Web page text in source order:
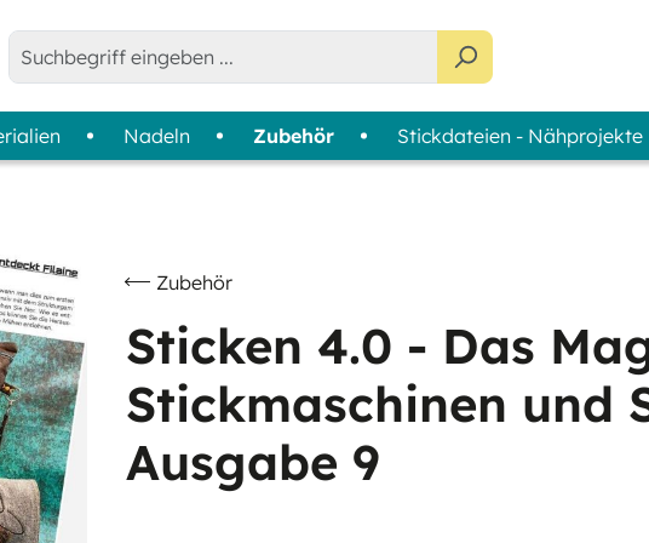
Nadeln Zubehör
Stickdateien - Nähprojekte
Nähen
Quilten & Patchwork
Handsticken
Garnkoffer - Slimline Boxen
Zubehör
Sticken 4.0 - Das
Stickmaschinen und
Ausgabe 9